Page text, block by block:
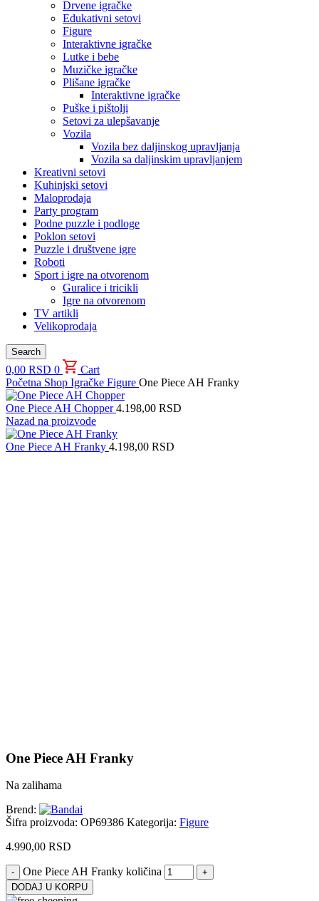
Drvene igračke
Edukativni setovi
Figure
Interaktivne igračke
Lutke i bebe
Muzičke igračke
Plišane igračke
Interaktivne igračke
Puške i pištolji
Setovi za ulepšavanje
Vozila
Vozila bez daljinskog upravljanja
Vozila sa daljinskim upravljanjem
Kreativni setovi
Kuhinjski setovi
Maloprodaja
Party program
Podne puzzle i podloge
Poklon setovi
Puzzle i društvene igre
Roboti
Sport i igre na otvorenom
Guralice i tricikli
Igre na otvorenom
TV artikli
Velikoprodaja
Search
0,00 RSD 0
Cart
Početna Shop Igračke Figure One Piece AH Franky
One Piece AH Chopper4.198,00 RSD
Nazad na proizvode
One Piece AH Franky 4.198,00 RSD
One Piece AH Franky
Na zalihama
Brend:
Šifra proizvoda: OP69386 Kategorija: Figure
4.990,00 RSD
One Piece AH Franky količina
DODAJ U KORPU